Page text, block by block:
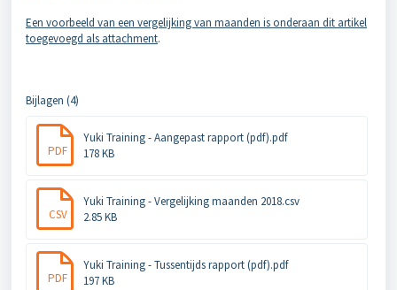
Een voorbeeld van een vergelijking van maanden is onderaan dit artikel
toegevoegd als attachment.
Bijlagen (4)
PDF
Yuki Training - Aangepast rapport (pdf).pdf
178 KB
CSV
Yuki Training - Vergelijking maanden 2018.csv
2.85 KB
PDF
Yuki Training - Tussentijds rapport (pdf).pdf
197 KB